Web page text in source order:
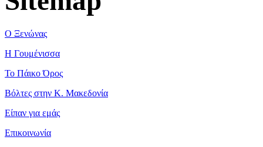
Ο Ξενώνας
Η Γουμένισσα
Το Πάικο Όρος
Βόλτες στην Κ. Μακεδονία
Είπαν για εμάς
Επικοινωνία